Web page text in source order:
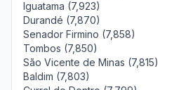
Iguatama (7,923)
Durandé (7,870)
Senador Firmino (7,858)
Tombos (7,850)
São Vicente de Minas (7,815)
Baldim (7,803)